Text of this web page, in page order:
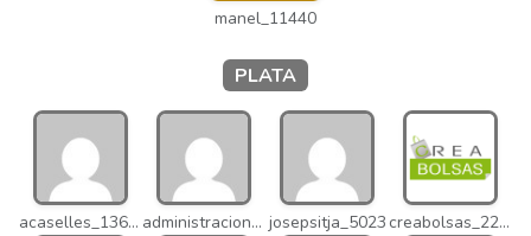
manel_11440
PLATA
acaselles_13670 administracion_nhd josepsitja_5023 creabolsas_22110